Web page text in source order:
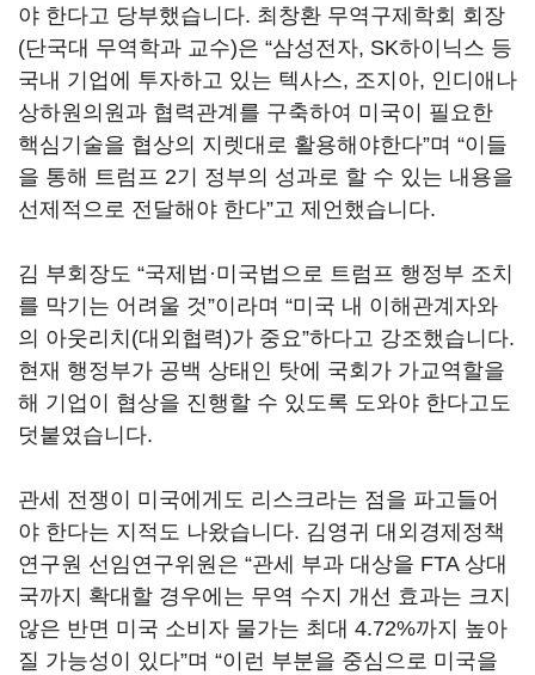
야 한다고 당부했습니다. 최창환 무역구제학회 회장
(단국대 무역학과 교수)은 “삼성전자, SK하이닉스 등
국내 기업에 투자하고 있는 텍사스, 조지아, 인디애나
상하원의원과 협력관계를 구축하여 미국이 필요한
핵심기술을 협상의 지렛대로 활용해야한다”며 “이들
을 통해 트럼프 2기 정부의 성과로 할 수 있는 내용을
선제적으로 전달해야 한다”고 제언했습니다.
김 부회장도 “국제법·미국법으로 트럼프 행정부 조치
를 막기는 어려울 것”이라며 “미국 내 이해관계자와
의 아웃리치(대외협력)가 중요”하다고 강조했습니다.
현재 행정부가 공백 상태인 탓에 국회가 가교역할을
해 기업이 협상을 진행할 수 있도록 도와야 한다고도
덧붙였습니다.
관세 전쟁이 미국에게도 리스크라는 점을 파고들어
야 한다는 지적도 나왔습니다. 김영귀 대외경제정책
연구원 선임연구위원은 “관세 부과 대상을 FTA 상대
국까지 확대할 경우에는 무역 수지 개선 효과는 크지
않은 반면 미국 소비자 물가는 최대 4.72%까지 높아
질 가능성이 있다”며 “이런 부분을 중심으로 미국을